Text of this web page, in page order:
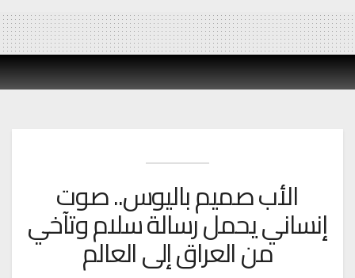
الأب صميم باليوس.. صوت
إنساني يحمل رسالة سلام وتآخي
من العراق إلى العالم